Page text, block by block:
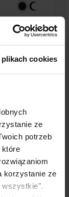
plikach cookies
ze
potrzeb
które
korzystanie ze
wszystkie".